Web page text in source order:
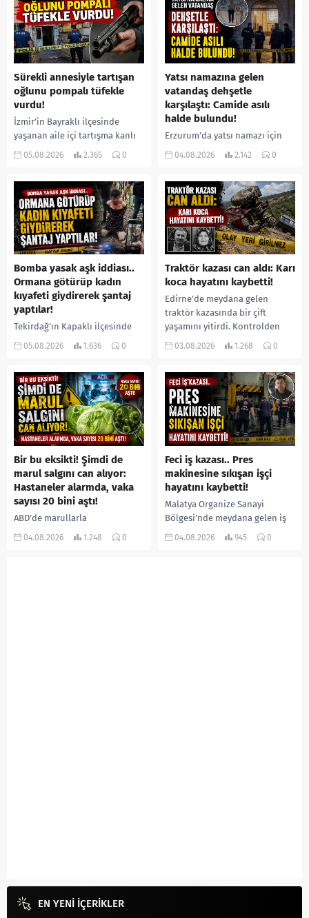
Sürekli annesiyle tartışan
oğlunu pompalı tüfekle
vurdu!
İzmir’in Bayraklı ilçesinde
yaşanan aile içi tartışma kanlı
bitti. İddiaya göre, uzun süredir
05.08.2026 2.365 0
Yatsı namazına gelen
vatandaş dehşetle
karşılaştı: Camide asılı
halde bulundu!
Erzurum’da yatsı namazı için
camiye gelen bir vatandaş,
yerine sevk edilen...
04.08.2026 2.142 0
Bomba yasak aşk iddiası..
Ormana götürüp kadın
kıyafeti giydirerek şantaj
yaptılar!
Tekirdağ’ın Kapaklı ilçesinde
bir kişiyi, arkadaşının eşiyle
kadın kıyafetleri giydirdiği,
özür videosu çektirip...
05.08.2026 1.636 0
Traktör kazası can aldı: Karı
koca hayatını kaybetti!
Edirne’de meydana gelen
traktör kazasında bir çift
yaşamını yitirdi. Kontrolden
çıkarak devrilen traktörün
03.08.2026 1.268 0
Bir bu eksikti! Şimdi de
marul salgını can alıyor:
Hastaneler alarmda, vaka
sayısı 20 bini aştı!
ABD’de marullarla
ilişkilendirilen siklospora
04.08.2026 1.248 0
Feci iş kazası.. Pres
makinesine sıkışan işçi
hayatını kaybetti!
Malatya Organize Sanayi
Bölgesi’nde meydana gelen iş
kazasında, pres makinesine
04.08.2026 945 0
EN YENİ İÇERİKLER